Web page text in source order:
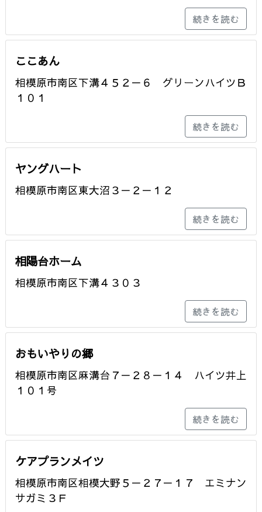
続きを読む
ここあん
相模原市南区下溝４５２－６ グリーンハイツＢ
１０１
続きを読む
ヤングハート
相模原市南区東大沼３－２－１２
続きを読む
相陽台ホーム
相模原市南区下溝４３０３
続きを読む
おもいやりの郷
相模原市南区麻溝台７－２８－１４ ハイツ井上
１０１号
続きを読む
ケアプランメイツ
相模原市南区相模大野５－２７－１７ エミナン
サガミ３Ｆ